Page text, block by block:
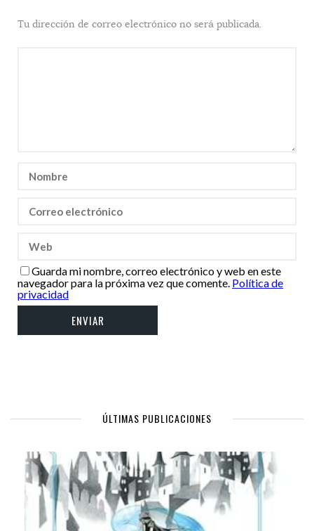
Tu dirección de correo electrónico no será publicada.
Guarda mi nombre, correo electrónico y web en este
navegador para la próxima vez que comente. Política de
privacidad
ÚLTIMAS PUBLICACIONES